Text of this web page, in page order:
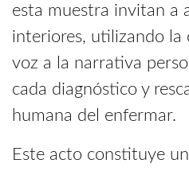
esta muestra invitan a
interiores, utilizando la
voz a la narrativa
cada diagnóstico y
humana del enfermar.
Este acto constituye